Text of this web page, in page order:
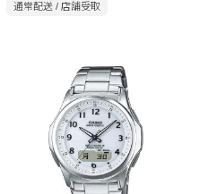
通常配送 / 店舗受取